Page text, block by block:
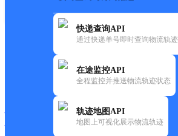
快递查询API
通过快递单号即时查询物流轨迹
在途监控API
全程监控并推送物流轨迹状态
轨迹地图API
地图上可视化展示物流轨迹
快递大全>
快运大全